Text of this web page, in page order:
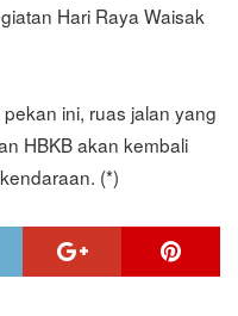
Hari Raya Waisak
ini, ruas jalan yang
HBKB akan kembali
(*)